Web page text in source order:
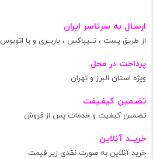
ارسـال به سرتاسر ایران
از طریق پست ، تــیپاکس ، باربــری و یا اتوبوس
پرداخت در محل
ویژه استان البرز و تهران
تضـمین کیفـیفت
تضمین کیفیت و خدمات پس از فروش
خریــد آنلاین
خرید آنلاین به صورت نقدی زیر قیمت